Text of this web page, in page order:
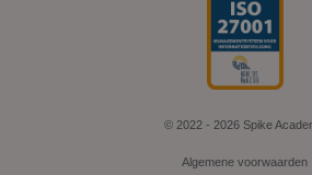
© 2022 - 2026 Spike
Algemene voorwaarden